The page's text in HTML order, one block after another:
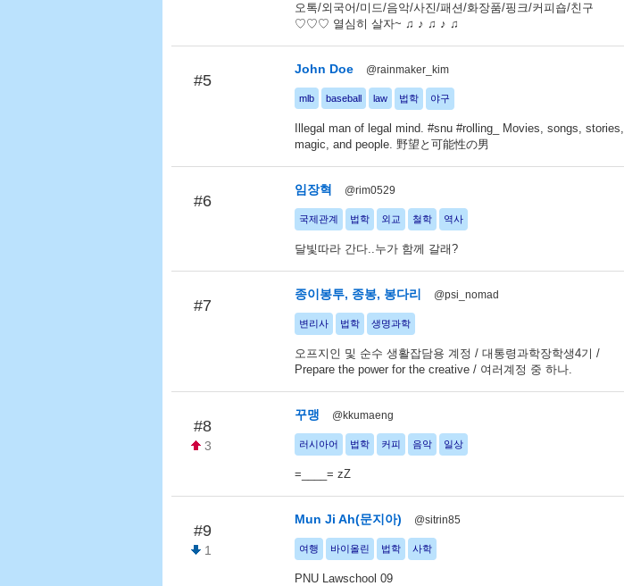
오톡/외국어/미드/음악/사진/패션/화장품/핑크/커피숍/친구
♡♡♡ 열심히 살자~ ♫ ♪ ♫ ♪ ♫
#5
John Doe @rainmaker_kim
mlb baseball law 법학 야구
Illegal man of legal mind. #snu #rolling_ Movies, songs, stories,
magic, and people. 野望と可能性の男
#6
임장혁 @rim0529
국제관계 법학 외교 철학 역사
달빛따라 간다..누가 함께 갈래?
#7
종이봉투, 종봉, 봉다리 @psi_nomad
변리사 법학 생명과학
오프지인 및 순수 생활잡담용 계정 / 대통령과학장학생4기 /
Prepare the power for the creative / 여러계정 중 하나.
#8
3
꾸맹 @kkumaeng
러시아어 법학 커피 음악 일상
=____= zZ
#9
1
Mun Ji Ah(문지아) @sitrin85
여행 바이올린 법학 사학
PNU Lawschool 09